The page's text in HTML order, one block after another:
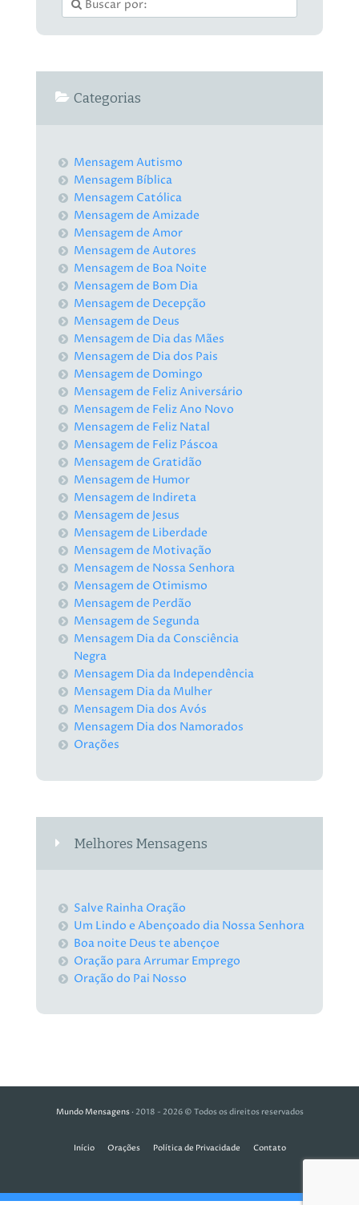
Categorias
Mensagem Autismo
Mensagem Bíblica
Mensagem Católica
Mensagem de Amizade
Mensagem de Amor
Mensagem de Autores
Mensagem de Boa Noite
Mensagem de Bom Dia
Mensagem de Decepção
Mensagem de Deus
Mensagem de Dia das Mães
Mensagem de Dia dos Pais
Mensagem de Domingo
Mensagem de Feliz Aniversário
Mensagem de Feliz Ano Novo
Mensagem de Feliz Natal
Mensagem de Feliz Páscoa
Mensagem de Gratidão
Mensagem de Humor
Mensagem de Indireta
Mensagem de Jesus
Mensagem de Liberdade
Mensagem de Motivação
Mensagem de Nossa Senhora
Mensagem de Otimismo
Mensagem de Perdão
Mensagem de Segunda
Mensagem Dia da Consciência
Negra
Mensagem Dia da Independência
Mensagem Dia da Mulher
Mensagem Dia dos Avós
Mensagem Dia dos Namorados
Orações
Melhores Mensagens
Salve Rainha Oração
Um Lindo e Abençoado dia Nossa Senhora
Boa noite Deus te abençoe
Oração para Arrumar Emprego
Oração do Pai Nosso
Mundo Mensagens· 2018 - 2026 © Todos os direitos reservados
Início Orações Política de Privacidade Contato